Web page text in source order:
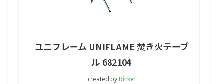
ユニフレーム UNIFLAME 焚き火テーブ
ル 682104
created byRinker